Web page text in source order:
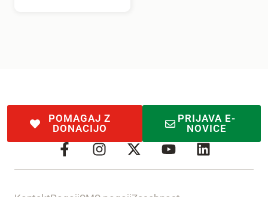
POMAGAJ Z
DONACIJO
PRIJAVA E-
NOVICE